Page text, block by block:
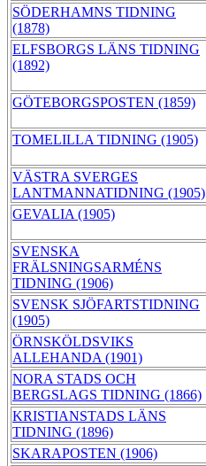
SÖDERHAMNS TIDNING
(1878)
ELFSBORGS LÄNS TIDNING
(1892)
GÖTEBORGSPOSTEN (1859)
TOMELILLA TIDNING (1905)
VÄSTRA SVERGES
LANTMANNATIDNING (1905)
GEVALIA (1905)
SVENSKA
FRÄLSNINGSARMÉNS
TIDNING (1906)
SVENSK SJÖFARTSTIDNING
(1905)
ÖRNSKÖLDSVIKS
ALLEHANDA (1901)
NORA STADS OCH
BERGSLAGS TIDNING (1866)
KRISTIANSTADS LÄNS
TIDNING (1896)
SKARAPOSTEN (1906)